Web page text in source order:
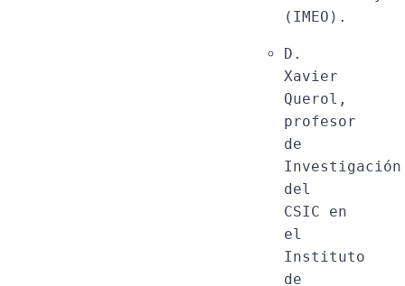
(IMEO).
D.
Xavier
Querol,
profesor
de
Investigación
del
CSIC en
el
Instituto
de